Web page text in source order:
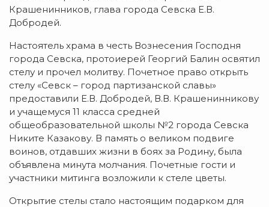
Крашенинников, глава города Севска Е.В.
Добродей.
Настоятель храма в честь Вознесения Господня
города Севска, протоиерей Георгий Балин освятил
стелу и прочел молитву. Почетное право открыть
стелу «Севск – город партизанской славы»
предоставили Е.В. Добродей, В.В. Крашенинникову
и учащемуся 11 класса средней
общеобразовательной школы №2 города Севска
Никите Казакову. В память о великом подвиге
воинов, отдавших жизни в боях за Родину, была
объявлена минута молчания. Почетные гости и
участники митинга возложили к стеле цветы.
Открытие стелы стало настоящим подарком для